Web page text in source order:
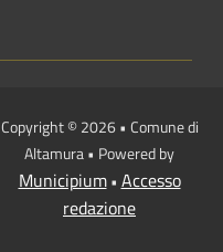
Copyright © 2026 • Comune di
Altamura • Powered by
Municipium• Accesso
redazione